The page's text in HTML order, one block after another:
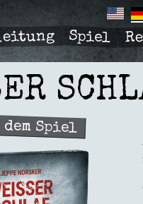
Spiel
Spiel